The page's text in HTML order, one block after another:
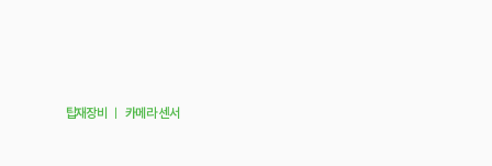
탑재장비 ㅣ 카메라 센서